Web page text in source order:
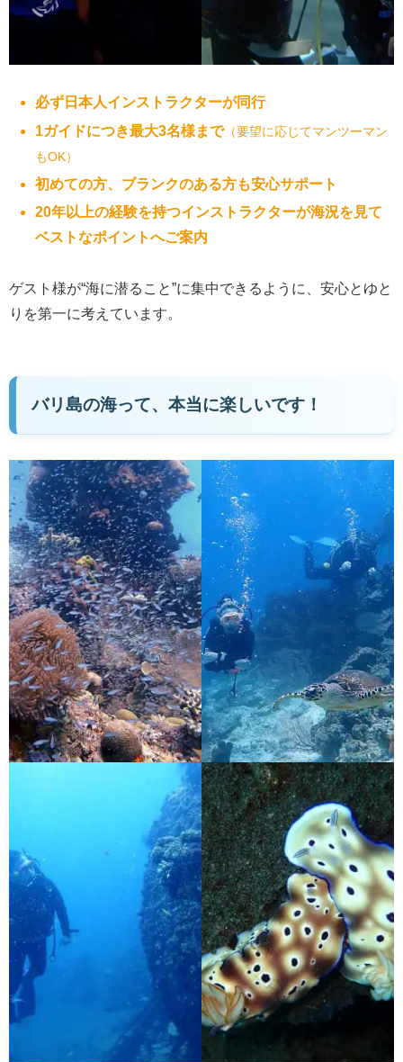
必ず日本人インストラクターが同行
1ガイドにつき最大3名様まで（要望に応じてマンツーマン
もOK）
初めての方、ブランクのある方も安心サポート
20年以上の経験を持つインストラクターが海況を見て
ベストなポイントへご案内
ゲスト様が“海に潜ること”に集中できるように、安心とゆと
りを第一に考えています。
バリ島の海って、本当に楽しいです！